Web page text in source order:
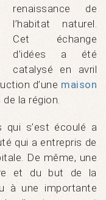
renaissance de
l’habitat naturel.
Cet échange
d’idées a été
catalysé en avril
d’une maison
la région.
qui s’est écoulé a
qui a entrepris de
De même, une
et du but de la
à une importante